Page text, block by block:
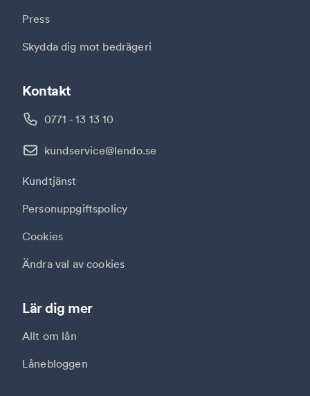
Lär dig mer
Allt om lån
Lånebloggen
Kontakt
0771 - 13 13 10
kundservice@lendo.se
Kundtjänst
Personuppgiftspolicy
Cookies
Ändra val av cookies
Press
Skydda dig mot bedrägeri